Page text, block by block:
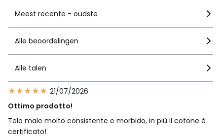
Meest recente - oudste
Alle beoordelingen
Alle talen
21/07/2026
Ottimo prodotto!
Telo male molto consistente e morbido, in più il cotone è
certificato!